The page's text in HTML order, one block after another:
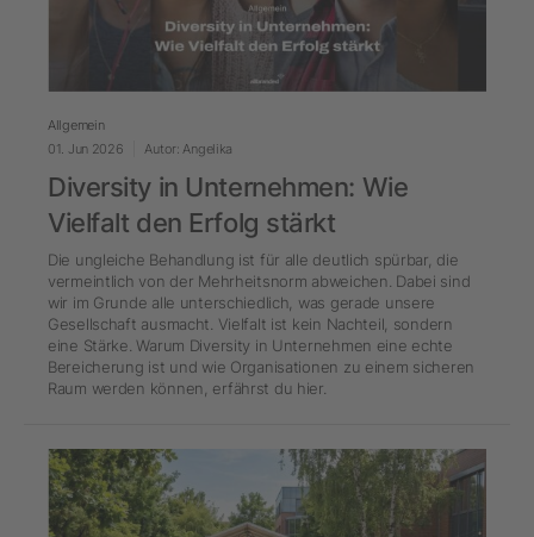
Allgemein
01. Jun 2026
Autor: Angelika
Diversity in Unternehmen: Wie
Vielfalt den Erfolg stärkt
Die ungleiche Behandlung ist für alle deutlich spürbar, die
vermeintlich von der Mehrheitsnorm abweichen. Dabei sind
wir im Grunde alle unterschiedlich, was gerade unsere
Gesellschaft ausmacht. Vielfalt ist kein Nachteil, sondern
eine Stärke. Warum Diversity in Unternehmen eine echte
Bereicherung ist und wie Organisationen zu einem sicheren
Raum werden können, erfährst du hier.